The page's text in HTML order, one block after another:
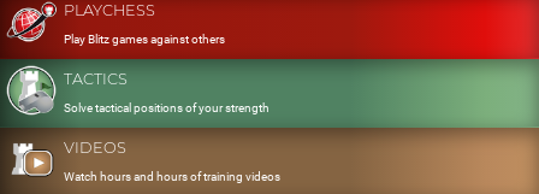
PLAYCHESS
Play Blitz games against others
TACTICS
Solve tactical positions of your strength
VIDEOS
Watch hours and hours of training videos